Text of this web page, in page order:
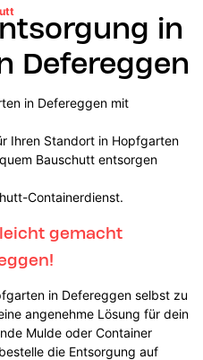
in
Defereggen
in Defereggen mit
Ihren Standort in Hopfgarten
Bauschutt entsorgen
Containerdienst.
gemacht
in Defereggen selbst zu
angenehme Lösung für dein
Mulde oder Container
die Entsorgung auf